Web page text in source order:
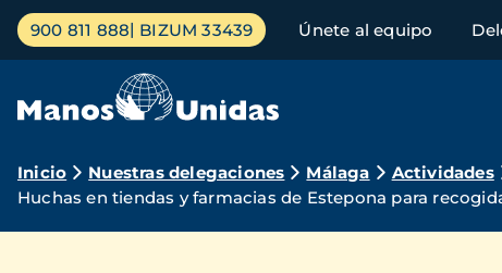
Pasar
contenido
Menú
principal
900 811 888 BIZUM 33439 Únete al equipo
Ruta
de
Inicio Nuestras delegaciones Málaga
Actividades
Huchas en tiendas y farmacias de Estepona para